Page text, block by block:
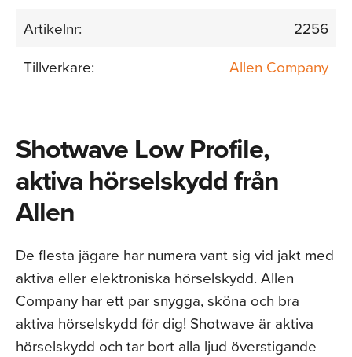
Artikelnr:
2256
Tillverkare:
Allen Company
Shotwave Low Profile,
aktiva hörselskydd från
Allen
De flesta jägare har numera vant sig vid jakt med
aktiva eller elektroniska hörselskydd. Allen
Company har ett par snygga, sköna och bra
aktiva hörselskydd för dig! Shotwave är aktiva
hörselskydd och tar bort alla ljud överstigande